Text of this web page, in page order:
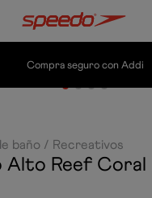
Compra seguro con Addi
baño Recreativos
Alto Reef Coral